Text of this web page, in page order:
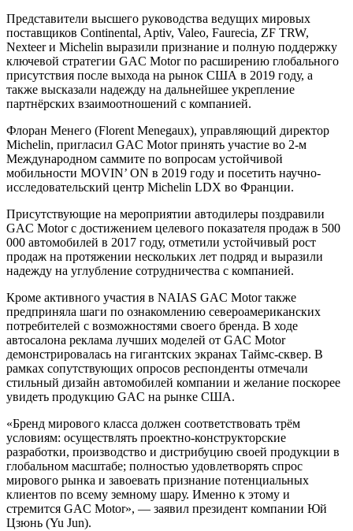
Представители высшего руководства ведущих мировых
поставщиков Continental, Aptiv, Valeo, Faurecia, ZF TRW,
Nexteer и Michelin выразили признание и полную поддержку
ключевой стратегии GAC Motor по расширению глобального
присутствия после выхода на рынок США в 2019 году, а
также высказали надежду на дальнейшее укрепление
партнёрских взаимоотношений с компанией.
Флоран Менего (Florent Menegaux), управляющий директор
Michelin, пригласил GAC Motor принять участие во 2-м
Международном саммите по вопросам устойчивой
мобильности MOVIN’ ON в 2019 году и посетить научно-
исследовательский центр Michelin LDX во Франции.
Присутствующие на мероприятии автодилеры поздравили
GAC Motor с достижением целевого показателя продаж в 500
000 автомобилей в 2017 году, отметили устойчивый рост
продаж на протяжении нескольких лет подряд и выразили
надежду на углубление сотрудничества с компанией.
Кроме активного участия в NAIAS GAC Motor также
предприняла шаги по ознакомлению североамериканских
потребителей с возможностями своего бренда. В ходе
автосалона реклама лучших моделей от GAC Motor
демонстрировалась на гигантских экранах Таймс-сквер. В
рамках сопутствующих опросов респонденты отмечали
стильный дизайн автомобилей компании и желание поскорее
увидеть продукцию GAC на рынке США.
«Бренд мирового класса должен соответствовать трём
условиям: осуществлять проектно-конструкторские
разработки, производство и дистрибуцию своей продукции в
глобальном масштабе; полностью удовлетворять спрос
мирового рынка и завоевать признание потенциальных
клиентов по всему земному шару. Именно к этому и
стремится GAC Motor», — заявил президент компании Юй
Цзюнь (Yu Jun).